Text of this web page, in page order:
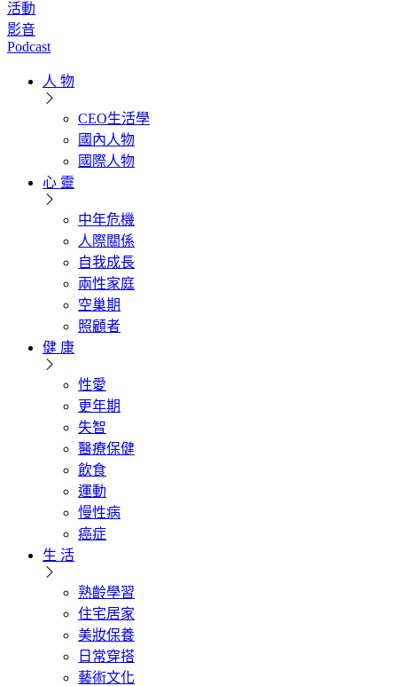
活動
影音
Podcast
人 物
CEO生活學
國內人物
國際人物
心 靈
中年危機
人際關係
自我成長
兩性家庭
空巢期
照顧者
健 康
性愛
更年期
失智
醫療保健
飲食
運動
慢性病
癌症
生 活
熟齡學習
住宅居家
美妝保養
日常穿搭
藝術文化